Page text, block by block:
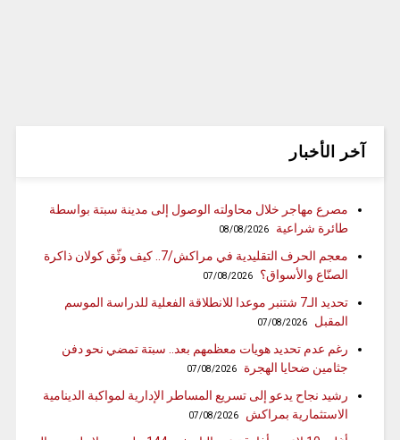
آخر الأخبار
مصرع مهاجر خلال محاولته الوصول إلى مدينة سبتة بواسطة
طائرة شراعية
08/08/2026
معجم الحرف التقليدية في مراكش/7.. كيف وثّق كولان ذاكرة
الصنّاع والأسواق؟
07/08/2026
تحديد الـ7 شتنبر موعدا للانطلاقة الفعلية للدراسة الموسم
المقبل
07/08/2026
رغم عدم تحديد هويات معظمهم بعد.. سبتة تمضي نحو دفن
جثامين ضحايا الهجرة
07/08/2026
رشيد نجاح يدعو إلى تسريع المساطر الإدارية لمواكبة الدينامية
الاستثمارية بمراكش
07/08/2026